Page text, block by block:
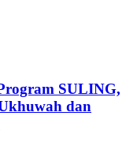
SULING,
dan